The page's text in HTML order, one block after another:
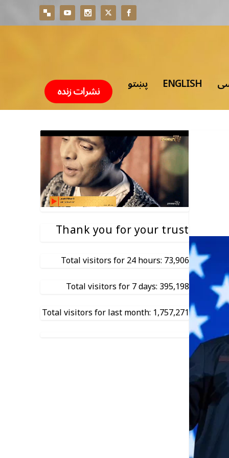
ENGLISH پښتو نشرات زنده
Thank you for your trust
Total visitors for 24 hours: 73,906
Total visitors for 7 days: 395,198
Total visitors for last month: 1,757,271